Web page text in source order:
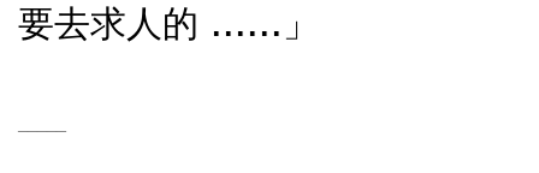
要去求人的 ......」